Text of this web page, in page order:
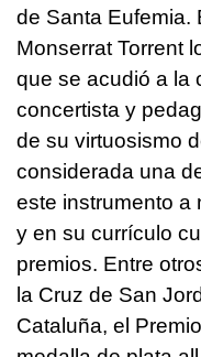
de Santa Eufemia.
Monserrat Torrent
que se acudió a la
concertista y
de su virtuosismo
considerada una
este instrumento a
y en su currículo
premios. Entre
la Cruz de San
Cataluña, el